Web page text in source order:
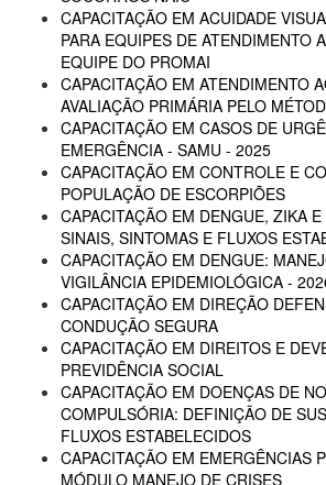
CAPACITAÇÃO EM ACUIDADE
PARA EQUIPES DE ATENDIMENTO
EQUIPE DO PROMAI
CAPACITAÇÃO EM ATENDIMENTO
AVALIAÇÃO PRIMÁRIA PELO
CAPACITAÇÃO EM CASOS DE
EMERGÊNCIA - SAMU - 2025
CAPACITAÇÃO EM CONTROLE E
POPULAÇÃO DE ESCORPIÕES
CAPACITAÇÃO EM DENGUE, ZIKA
SINAIS, SINTOMAS E FLUXOS
CAPACITAÇÃO EM DENGUE:
VIGILÂNCIA EPIDEMIOLÓGICA -
CAPACITAÇÃO EM DIREÇÃO
CONDUÇÃO SEGURA
CAPACITAÇÃO EM DIREITOS E
PREVIDÊNCIA SOCIAL
CAPACITAÇÃO EM DOENÇAS DE
COMPULSÓRIA: DEFINIÇÃO DE
FLUXOS ESTABELECIDOS
CAPACITAÇÃO EM EMERGÊNCIAS
MÓDULO MANEJO DE CRISES